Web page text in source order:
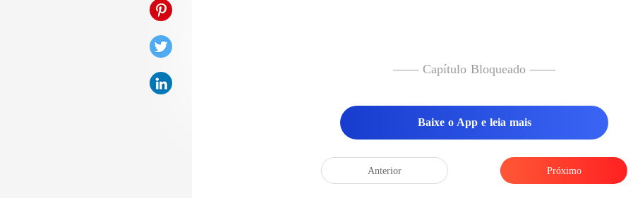
—— Capítulo Bloqueado ——
Baixe o App e leia mais
Anterior Próximo